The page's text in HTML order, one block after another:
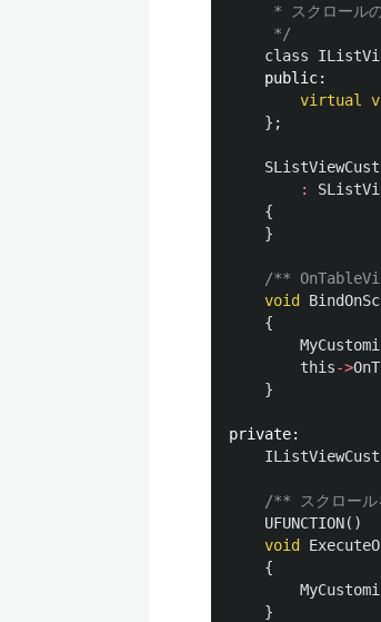
	 */
class
public:
virtual
};
:
{
}
/**
void
{
this->
}
private:
/** スクロール
UFUNCTION()
void
{
}